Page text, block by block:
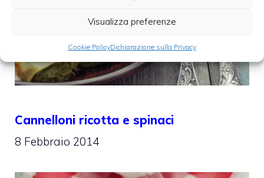
Visualizza preferenze
Cookie PolicyDichiarazione sulla Privacy
Cannelloni ricotta e spinaci
8 Febbraio 2014